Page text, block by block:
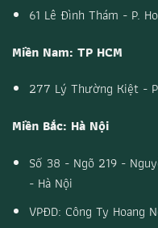
61 Lê Đình Thám - P.
Miền Nam: TP HCM
277 Lý Thường Kiệt -
Miền Bắc: Hà Nội
Số 38 - Ngõ 219 -
- Hà Nội
VPĐD: Công Ty Hoang